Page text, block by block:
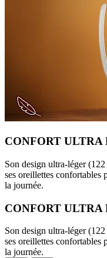
CONFORT ULTRA
Son design ultra-léger
ses oreillettes confortables
la journée.
CONFORT ULTRA
Son design ultra-léger
ses oreillettes confortables
la journée.